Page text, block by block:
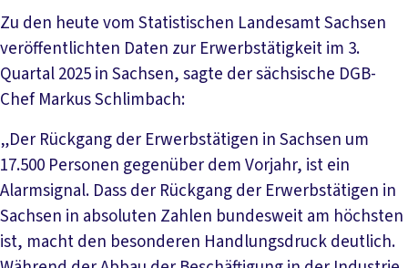
Zu den heute vom Statistischen Landesamt Sachsen
veröffentlichten Daten zur Erwerbstätigkeit im 3.
Quartal 2025 in Sachsen, sagte der sächsische DGB-
Chef Markus Schlimbach:
„Der Rückgang der Erwerbstätigen in Sachsen um
17.500 Personen gegenüber dem Vorjahr, ist ein
Alarmsignal. Dass der Rückgang der Erwerbstätigen in
Sachsen in absoluten Zahlen bundesweit am höchsten
ist, macht den besonderen Handlungsdruck deutlich.